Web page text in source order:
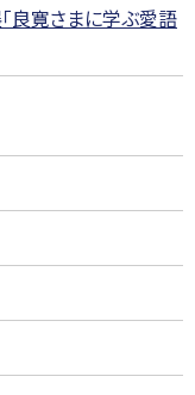
良寛さまに学ぶ愛語